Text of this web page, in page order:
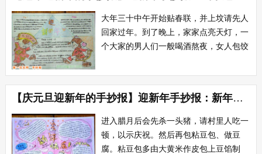
户察看春联。每当见到...
大年三十中午开始贴春联，并上坟请先人
回家过年。到了晚上，家家点亮天灯，一
个大家的男人们一般喝酒熬夜，女人包饺
把全家人喊起来，都穿上新衣服，祭老天
爷，还有门神，放鞭炮，发马子，下水饺
吃早饭。这幅迎新年手抄报制作精美，特
别是绘画生动形象，可爱活泼，主题突
出，充满节...
【庆元旦迎新年的手抄报】迎新年手抄报：新年粘豆包习俗
进入腊月后会先杀一头猪，请村里人吃一
顿，以示庆祝。然后再包粘豆包、做豆
腐。粘豆包多由大黄米作皮包上豆馅制